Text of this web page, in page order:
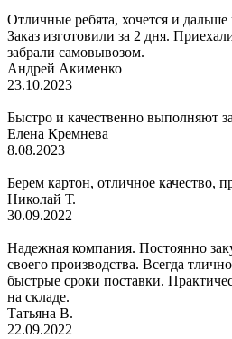
Отличные ребята, хочется и дальше
Заказ изготовили за 2 дня.
забрали самовывозом.
Андрей Акименко
23.10.2023
Быстро и качественно выполняют
Елена Кремнева
8.08.2023
Берем картон, отличное качество,
Николай Т.
30.09.2022
Надежная компания. Постоянно
своего производства. Всегда
быстрые сроки поставки.
на складе.
Татьяна В.
22.09.2022